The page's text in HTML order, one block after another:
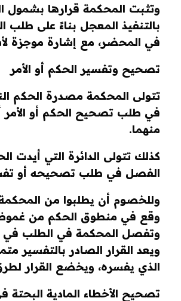
وتثبت المحكمة قرارها بشمول
بالتنفيذ المعجل بناءً على طلب
في المحضر، مع إشارة موجزة
تصحيح وتفسير الحكم أو الأمر
تتولى المحكمة مصدرة الحكم
في طلب تصحيح الحكم أو الأمر
منهما.
كذلك تتولى الدائرة التي أيدت
الفصل في طلب تصحيحه أو
وللخصوم أن يطلبوا من
وقع في منطوق الحكم من
وتفصل المحكمة في الطلب في
ويعد القرار الصادر بالتفسير
الذي يفسره، ويخضع القرار
تصحيح الأخطاء المادية